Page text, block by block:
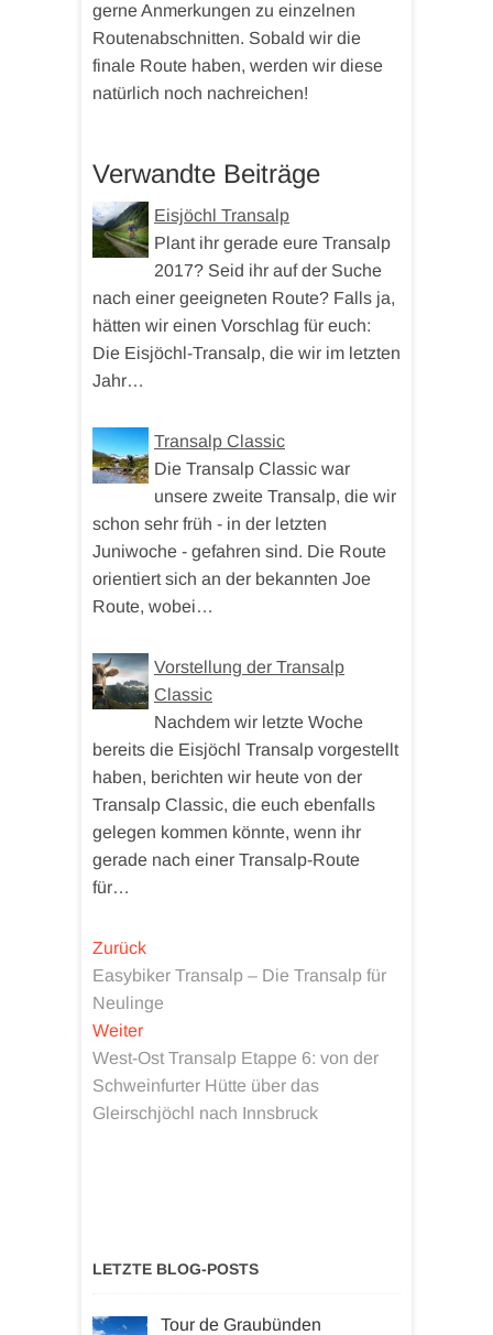
gerne Anmerkungen zu einzelnen
Routenabschnitten. Sobald wir die
finale Route haben, werden wir diese
natürlich noch nachreichen!
Verwandte Beiträge
Eisjöchl Transalp
Plant ihr gerade eure Transalp
2017? Seid ihr auf der Suche
nach einer geeigneten Route? Falls ja,
hätten wir einen Vorschlag für euch:
Die Eisjöchl-Transalp, die wir im letzten
Jahr…
Transalp Classic
Die Transalp Classic war
unsere zweite Transalp, die wir
schon sehr früh - in der letzten
Juniwoche - gefahren sind. Die Route
orientiert sich an der bekannten Joe
Route, wobei…
Vorstellung der Transalp
Classic
Nachdem wir letzte Woche
bereits die Eisjöchl Transalp vorgestellt
haben, berichten wir heute von der
Transalp Classic, die euch ebenfalls
gelegen kommen könnte, wenn ihr
gerade nach einer Transalp-Route
für…
Beitragsnavigation
ZurückVorheriger
Beitrag:
Easybiker Transalp – Die Transalp für
Neulinge
WeiterNächster
Beitrag:
West-Ost Transalp Etappe 6: von der
Schweinfurter Hütte über das
Gleirschjöchl nach Innsbruck
LETZTE BLOG-POSTS
Tour de Graubünden